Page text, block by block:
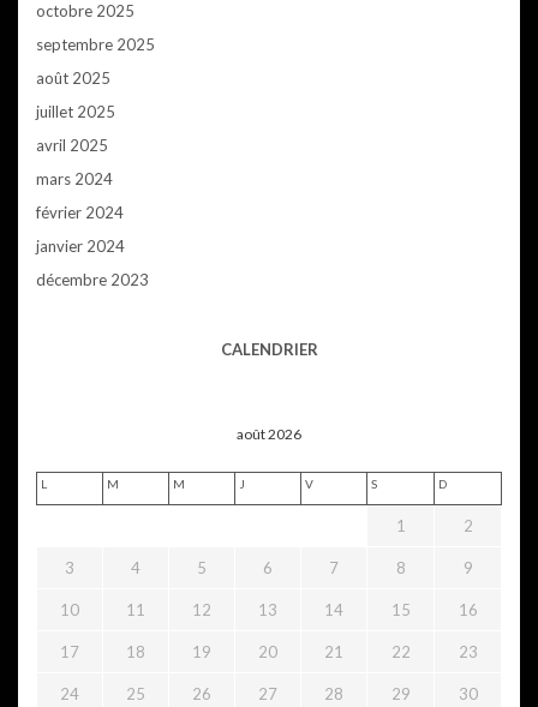
octobre 2025
septembre 2025
août 2025
juillet 2025
avril 2025
mars 2024
février 2024
janvier 2024
décembre 2023
CALENDRIER
août 2026
L M M J V S D
1 2
3 4 5 6 7 8 9
10 11 12 13 14 15 16
17 18 19 20 21 22 23
24 25 26 27 28 29 30